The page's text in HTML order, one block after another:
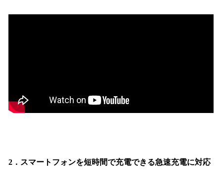
2．スマートフォンを短時間で充電できる急速充電に対応